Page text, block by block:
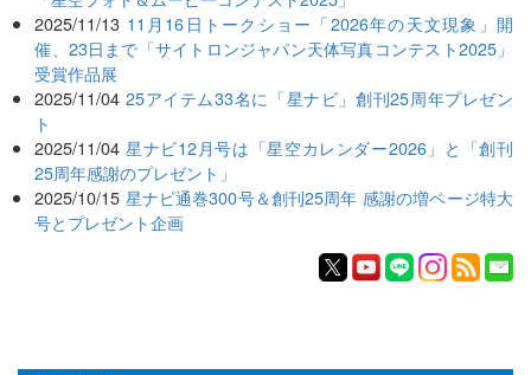
2025/11/13 11月16日トークショー「2026年の天文現象」開
催、23日まで「サイトロンジャパン天体写真コンテスト2025」
受賞作品展
2025/11/04 25アイテム33名に「星ナビ」創刊25周年プレゼン
ト
2025/11/04 星ナビ12月号は「星空カレンダー2026」と「創刊
25周年感謝のプレゼント」
2025/10/15 星ナビ通巻300号＆創刊25周年 感謝の増ページ特大
号とプレゼント企画